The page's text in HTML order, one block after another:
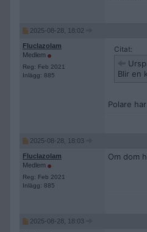
2025-08-28, 18:02
Fluclazolam
Medlem
Reg: Feb 2021
Inlägg: 885
Citat:
Blir en
Polare
2025-08-28, 18:03
Fluclazolam
Medlem
Reg: Feb 2021
Inlägg: 885
Om dom
2025-08-28, 18:03